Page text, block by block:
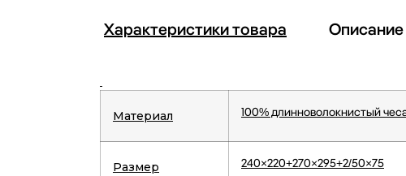
Характеристики товара Описание
Материал 100% длинноволокнистый
Размер 240×220+270×295+2/50×75